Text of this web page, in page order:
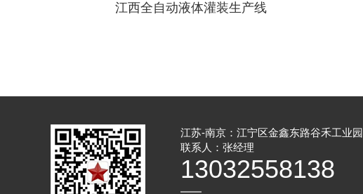
江西全自动液体灌装生产线
江苏-南京：江宁区金鑫东路谷禾工业园
联系人：张经理
13032558138